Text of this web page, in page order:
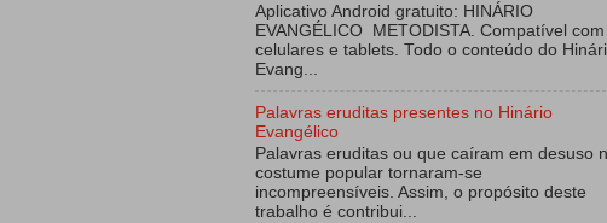
Aplicativo Android gratuito: HINÁRIO
EVANGÉLICO METODISTA. Compatível com
celulares e tablets. Todo o conteúdo do
Evang...
Palavras eruditas presentes no Hinário
Evangélico
Palavras eruditas ou que caíram em desuso
costume popular tornaram-se
incompreensíveis. Assim, o propósito deste
trabalho é contribui...